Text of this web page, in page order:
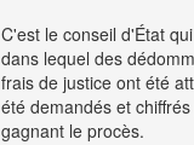
C'est le conseil d'État
dans lequel des
frais de justice ont été
été demandés et
gagnant le procès.